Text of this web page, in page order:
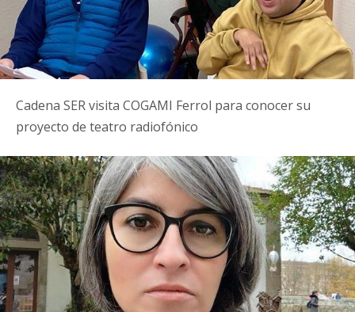
Cadena SER visita COGAMI Ferrol para conocer su
proyecto de teatro radiofónico